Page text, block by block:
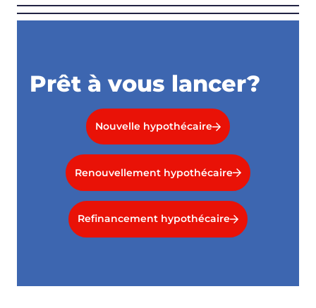
Prêt à vous lancer?
Nouvelle hypothécaire
Renouvellement hypothécaire
Refinancement hypothécaire